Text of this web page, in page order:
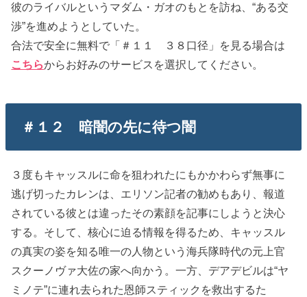
彼のライバルというマダム・ガオのもとを訪ね、“ある交
渉”を進めようとしていた。
合法で安全に無料で「＃１１ ３８口径」を見る場合は
こちらからお好みのサービスを選択してください。
＃１２ 暗闇の先に待つ闇
３度もキャッスルに命を狙われたにもかかわらず無事に
逃げ切ったカレンは、エリソン記者の勧めもあり、報道
されている彼とは違ったその素顔を記事にしようと決心
する。そして、核心に迫る情報を得るため、キャッスル
の真実の姿を知る唯一の人物という海兵隊時代の元上官
スクーノヴァ大佐の家へ向かう。一方、デアデビルは“ヤ
ミノテ”に連れ去られた恩師スティックを救出するた